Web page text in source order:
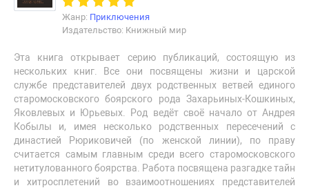
Жанр: Приключения
Издательство: Книжный мир
Эта книга открывает серию публикаций, состоящую из
нескольких книг. Все они посвящены жизни и царской
службе представителей двух родственных ветвей единого
старомосковского боярского рода Захарьиных-Кошкиных,
Яковлевых и Юрьевых. Род ведёт своё начало от Андрея
Кобылы и, имея несколько родственных пересечений с
династией Рюриковичей (по женской линии), по праву
считается самым главным среди всего старомосковского
нетитулованного боярства. Работа посвящена разгадке тайн
и хитросплетений во взаимоотношениях представителей